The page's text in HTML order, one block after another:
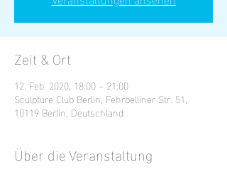
Zeit & Ort
12. Feb. 2020, 18:00 – 21:00
Sculpture Club Berlin, Fehrbelliner Str. 51,
10119 Berlin, Deutschland
Über die Veranstaltung